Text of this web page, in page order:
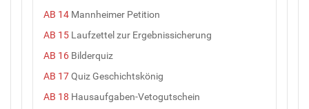
AB 14 Mannheimer Petition
AB 15 Laufzettel zur Ergebnissicherung
AB 16 Bilderquiz
AB 17Quiz Geschichtskönig
AB 18 Hausaufgaben-Vetogutschein